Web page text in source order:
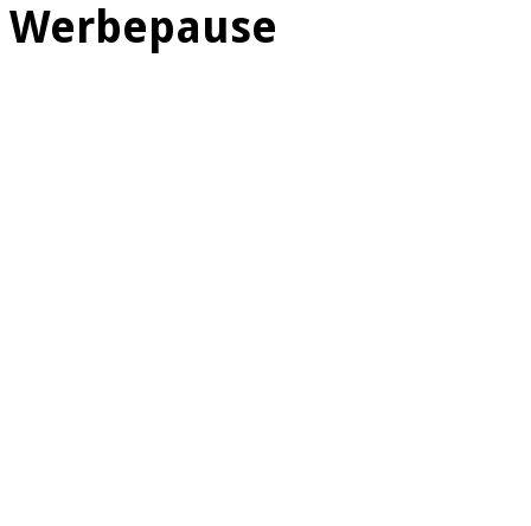
Werbepause